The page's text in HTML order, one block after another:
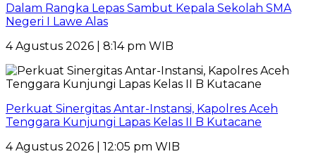
Dalam Rangka Lepas Sambut Kepala Sekolah SMA
Negeri I Lawe Alas
4 Agustus 2026 | 8:14 pm WIB
Perkuat Sinergitas Antar-Instansi, Kapolres Aceh
Tenggara Kunjungi Lapas Kelas II B Kutacane
4 Agustus 2026 | 12:05 pm WIB